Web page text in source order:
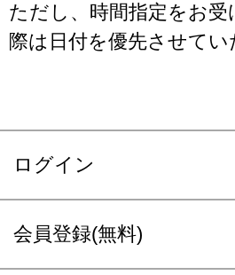
ただし、時間指定をお
際は日付を優先させてい
ログイン
会員登録(無料)